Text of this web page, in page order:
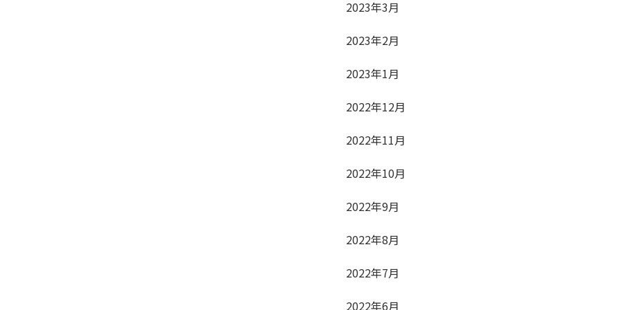
2023年3月
2023年2月
2023年1月
2022年12月
2022年11月
2022年10月
2022年9月
2022年8月
2022年7月
2022年6月